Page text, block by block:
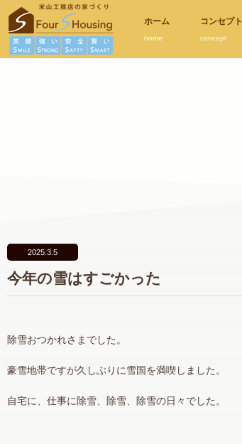
ホーム
home
コンセプト
concept
2025.3.5
今年の雪はすごかった
除雪おつかれさまでした。
豪雪地帯ですが久しぶりに雪国を満喫しました。
自宅に、仕事に除雪、除雪、除雪の日々でした。